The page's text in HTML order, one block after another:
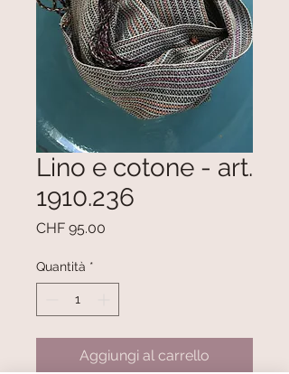
Lino e cotone - art.
1910.236
CHF 95.00
Quantità *
Aggiungi al carrello